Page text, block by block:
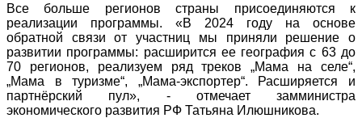
Все больше регионов страны присоединяются к
реализации программы. «В 2024 году на основе
обратной связи от участниц мы приняли решение о
развитии программы: расширится ее география с 63 до
70 регионов, реализуем ряд треков „Мама на селе“,
„Мама в туризме“, „Мама-экспортер“. Расширяется и
партнёрский пул», - отмечает замминистра
экономического развития РФ Татьяна Илюшникова.